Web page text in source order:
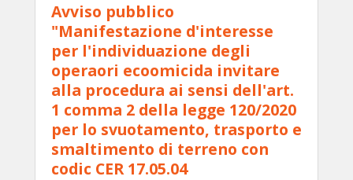
Avviso pubblico
"Manifestazione d'interesse
per l'individuazione degli
operaori ecoomicida invitare
alla procedura ai sensi dell'art.
1 comma 2 della legge 120/2020
per lo svuotamento, trasporto e
smaltimento di terreno con
codic CER 17.05.04